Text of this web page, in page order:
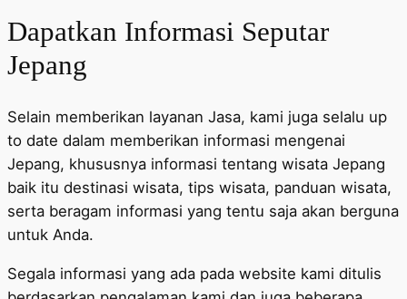
Dapatkan Informasi Seputar
Jepang
Selain memberikan layanan Jasa, kami juga selalu up
to date dalam memberikan informasi mengenai
Jepang, khususnya informasi tentang wisata Jepang
baik itu destinasi wisata, tips wisata, panduan wisata,
serta beragam informasi yang tentu saja akan berguna
untuk Anda.
Segala informasi yang ada pada website kami ditulis